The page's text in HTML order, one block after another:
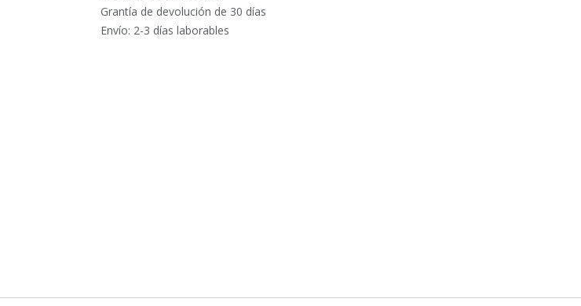
Grantía de devolución de 30 días
Envío: 2-3 días laborables